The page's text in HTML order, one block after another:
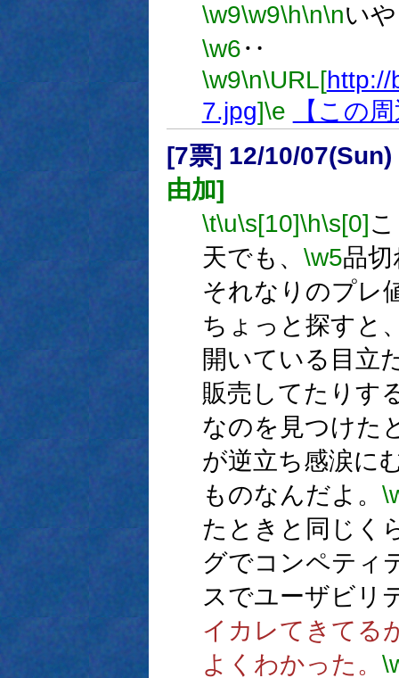
\w9\w9\h\n\nい
\w6‥
\w9\n\URL[http://
7.jpg]\e
【この
[7票] 12/10/
由加]
\t\u\s[10]\h\s[0]
天でも、 \w5品
それなりのプレ
ちょっと探すと
開いている目立
販売してたりす
なのを見つけた
が逆立ち感涙に
ものなんだよ。
たときと同じく
グでコンペティ
スでユーザビリ
イカレてきてる
よくわかった。